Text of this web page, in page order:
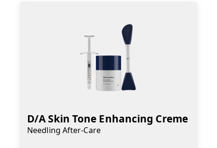
D/A Skin Tone Enhancing Creme
Needling After-Care